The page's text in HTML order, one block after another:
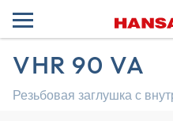
VHR 90 VA
Резьбовая заглушка с